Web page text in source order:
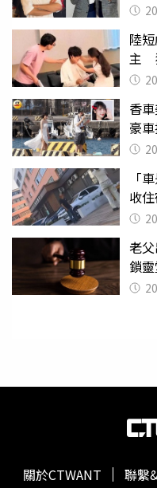
陸
主
潰
香
豪
「
收
老
鎖
關於CTWANT 聯繫